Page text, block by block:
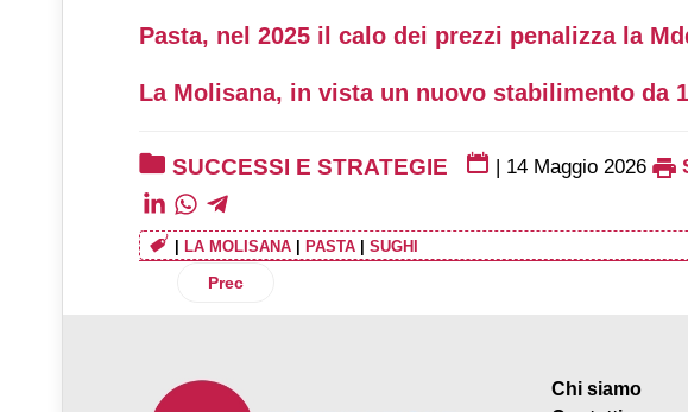
Pasta, nel 2025 il calo dei prezzi penalizza la
La Molisana, in vista un nuovo stabilimento da
SUCCESSI E STRATEGIE 14 Maggio 2026
LA MOLISANA PASTA SUGHI
Articolo precedente: Action: le vendite raggiungono i 4
Prec
Chi siamo